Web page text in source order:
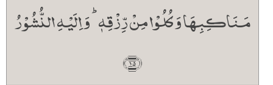
مَنَاکِبِہَا وَ کُلُوۡا مِنۡ رِّزۡقِہٖ ؕ وَ اِلَیۡہِ النُّشُوۡرُ
﴿۱۵﴾